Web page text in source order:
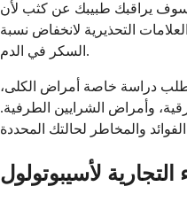
يراقبك طبيبك عن كثب لأن
التحذيرية لانخفاض نسبة
السكر في الدم.
دراسة خاصة أمراض الكلى،
وأمراض الشرايين الطرفية.
التجارية لأسيبوتولول